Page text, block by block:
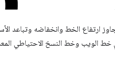
ارتفاع الخط وانخفاضه وتباعد
الويب وخط النسخ الاحتياطي المعدَّل